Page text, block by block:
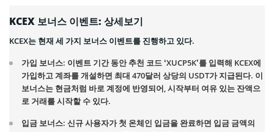
KCEX 보너스 이벤트: 상세보기
KCEX는 현재 세 가지 보너스 이벤트를 진행하고 있다.
가입 보너스: 이벤트 기간 동안 추천 코드 ‘XUCP5K’를 입력해 KCEX에
가입하고 계좌를 개설하면 최대 470달러 상당의 USDT가 지급된다. 이
보너스는 현금처럼 바로 계정에 반영되어, 시작부터 여유 있는 잔액으
로 거래를 시작할 수 있다.
입금 보너스: 신규 사용자가 첫 온체인 입금을 완료하면 입금 금액의